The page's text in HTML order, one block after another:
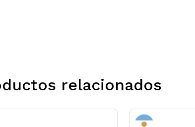
relacionados